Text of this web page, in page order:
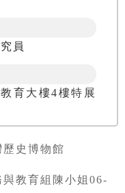
員
育大樓4樓特展
歷史博物館
與教育組陳小姐06-